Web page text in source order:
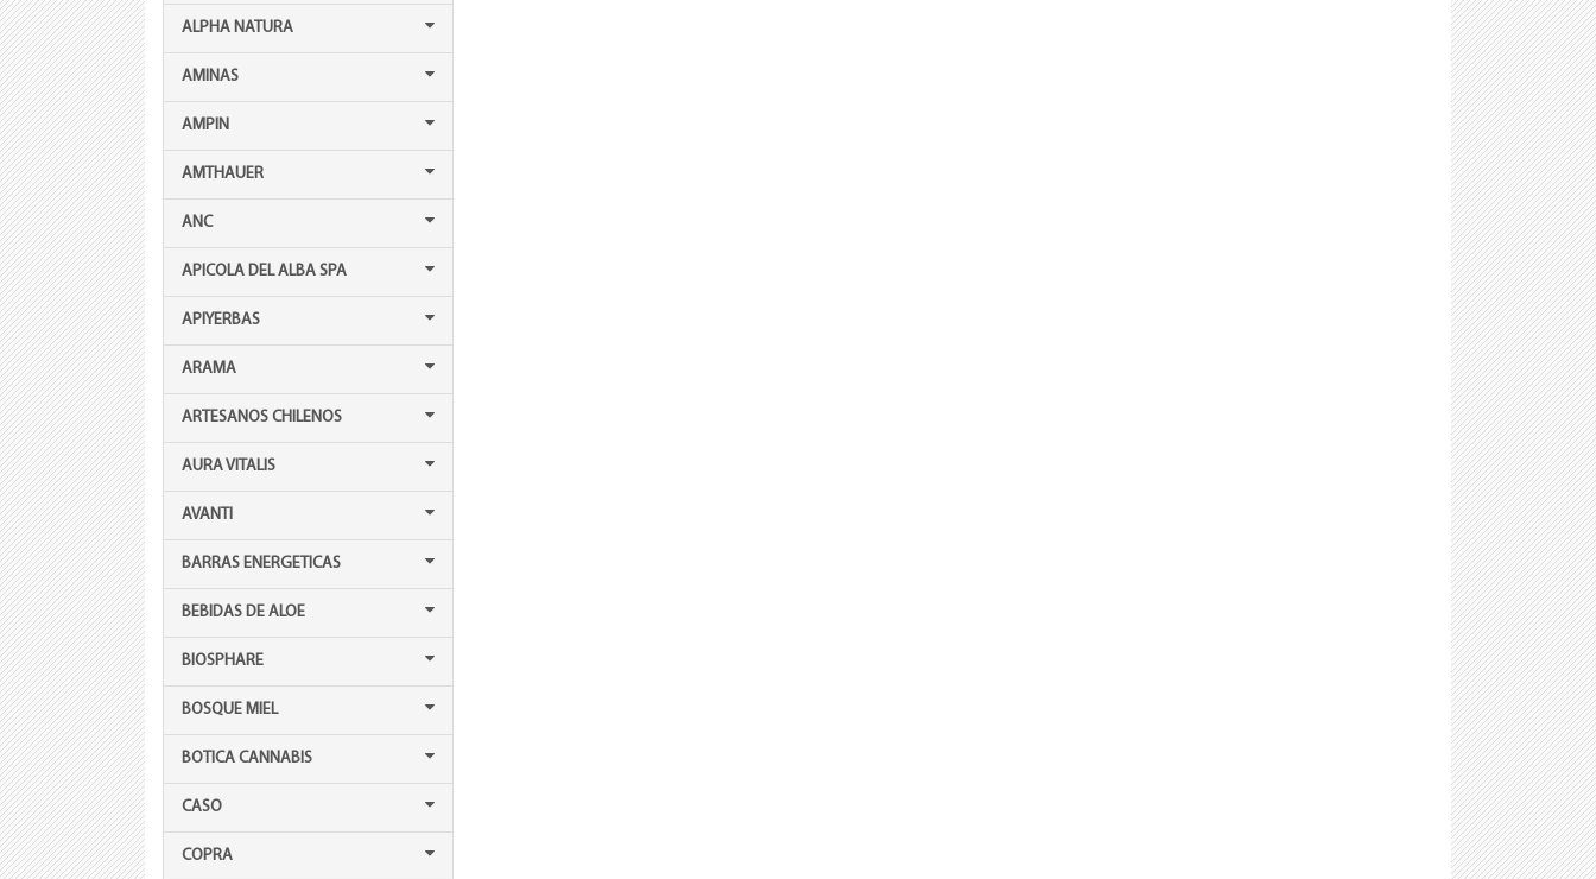
ALPHA NATURA
AMINAS
AMPIN
AMTHAUER
ANC
APICOLA DEL ALBA SPA
APIYERBAS
ARAMA
ARTESANOS CHILENOS
AURA VITALIS
AVANTI
BARRAS ENERGETICAS
BEBIDAS DE ALOE
BIOSPHARE
BOSQUE MIEL
BOTICA CANNABIS
CASO
COPRA